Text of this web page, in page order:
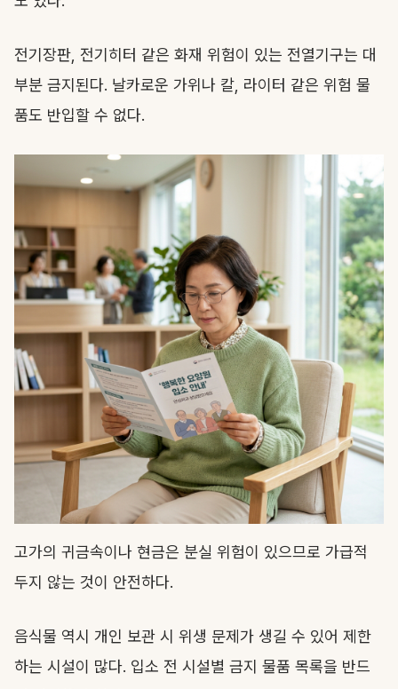
전기장판, 전기히터 같은 화재 위험이 있는 전열기구는 대
부분 금지된다. 날카로운 가위나 칼, 라이터 같은 위험 물
품도 반입할 수 없다.
고가의 귀금속이나 현금은 분실 위험이 있으므로 가급적
두지 않는 것이 안전하다.
음식물 역시 개인 보관 시 위생 문제가 생길 수 있어 제한
하는 시설이 많다. 입소 전 시설별 금지 물품 목록을 반드